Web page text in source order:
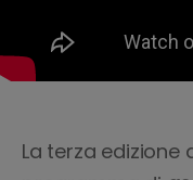
La terza edizione